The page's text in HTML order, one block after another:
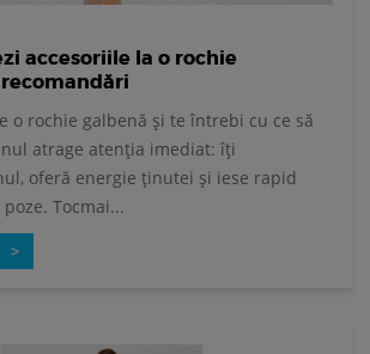
accesoriile la o rochie
o rochie galbenă și te întrebi cu ce să
atrage atenția imediat: îți
oferă energie ținutei și iese rapid
Tocmai...